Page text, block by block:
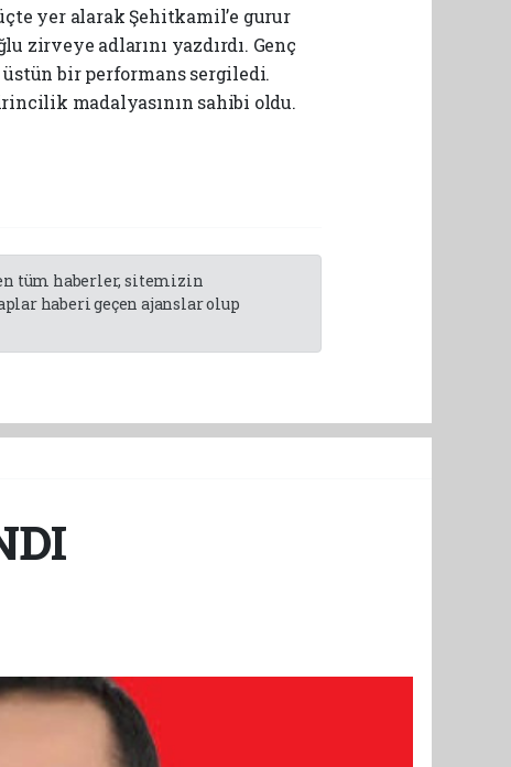
yer alarak Şehitkamil’e gurur
zirveye adlarını yazdırdı. Genç
üstün bir performans sergiledi.
madalyasının sahibi oldu.
tüm haberler, sitemizin
haberi geçen ajanslar olup